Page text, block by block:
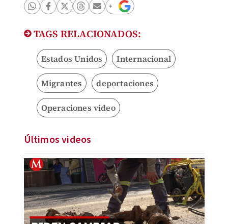
TAGS RELACIONADOS:
Estados Unidos Internacional
Migrantes deportaciones
Operaciones video
Últimos videos